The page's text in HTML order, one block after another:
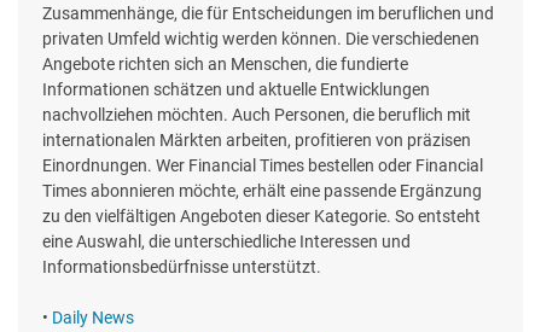
Zusammenhänge, die für Entscheidungen im beruflichen und
privaten Umfeld wichtig werden können. Die verschiedenen
Angebote richten sich an Menschen, die fundierte
Informationen schätzen und aktuelle Entwicklungen
nachvollziehen möchten. Auch Personen, die beruflich mit
internationalen Märkten arbeiten, profitieren von präzisen
Einordnungen. Wer Financial Times bestellen oder Financial
Times abonnieren möchte, erhält eine passende Ergänzung
zu den vielfältigen Angeboten dieser Kategorie. So entsteht
eine Auswahl, die unterschiedliche Interessen und
Informationsbedürfnisse unterstützt.
• Daily News